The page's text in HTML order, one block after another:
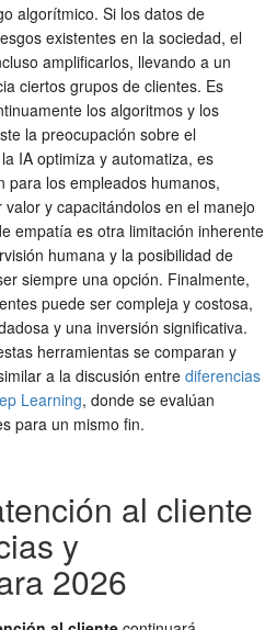
algorítmico. Si los datos de
existentes en la sociedad, el
amplificarlos, llevando a un
ciertos grupos de clientes. Es
los algoritmos y los
la preocupación sobre el
IA optimiza y automatiza, es
para los empleados humanos,
y capacitándolos en el manejo
empatía es otra limitación inherente
humana y la posibilidad de
siempre una opción. Finalmente,
puede ser compleja y costosa,
y una inversión significativa.
herramientas se comparan y
a la discusión entre diferencias
Learning, donde se evalúan
para un mismo fin.
al cliente
y
2026